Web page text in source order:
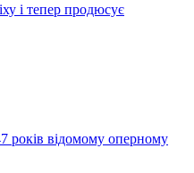
і тепер продюсує
років відомому оперному